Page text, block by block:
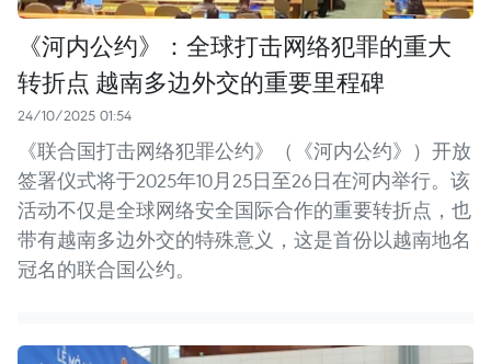
《河内公约》：全球打击网络犯罪的重大
转折点 越南多边外交的重要里程碑
24/10/2025 01:54
《联合国打击网络犯罪公约》（《河内公约》）开放
签署仪式将于2025年10月25日至26日在河内举行。该
活动不仅是全球网络安全国际合作的重要转折点，也
带有越南多边外交的特殊意义，这是首份以越南地名
冠名的联合国公约。